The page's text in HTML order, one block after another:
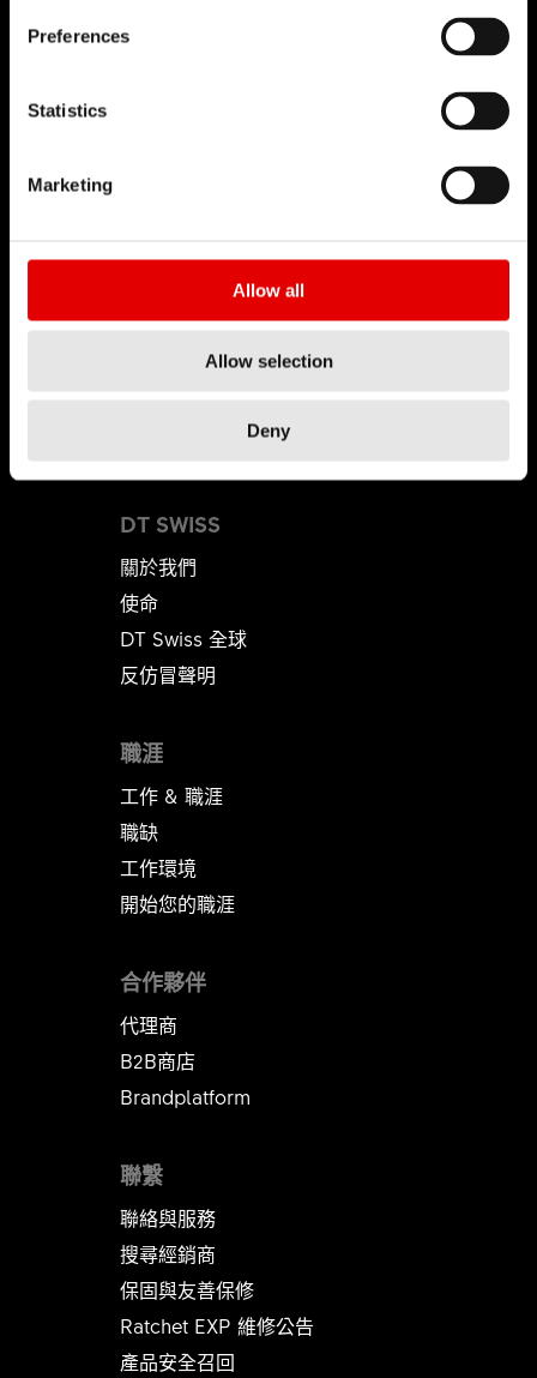
Preferences
Statistics
Marketing
Allow all
Allow selection
Deny
技術
DT SWISS
關於我們
使命
DT Swiss 全球
反仿冒聲明
職涯
工作 & 職涯
職缺
工作環境
開始您的職涯
聯繫
聯絡與服務
搜尋經銷商
保固與友善保修
Ratchet EXP 維修公告​​​​​​​
產品安全召回
合作夥伴
代理商
B2B商店
Brandplatform